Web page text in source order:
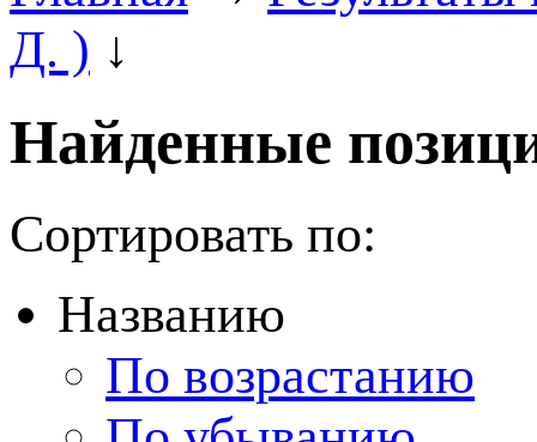
Д. ) ↓
Найденные
Сортировать по:
Названию
По возрастанию